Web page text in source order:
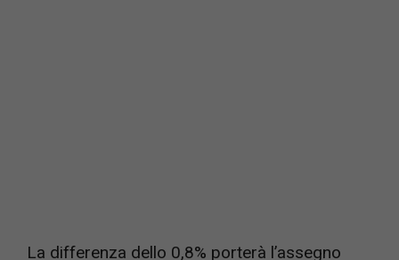
La differenza dello 0,8% porterà l’assegno